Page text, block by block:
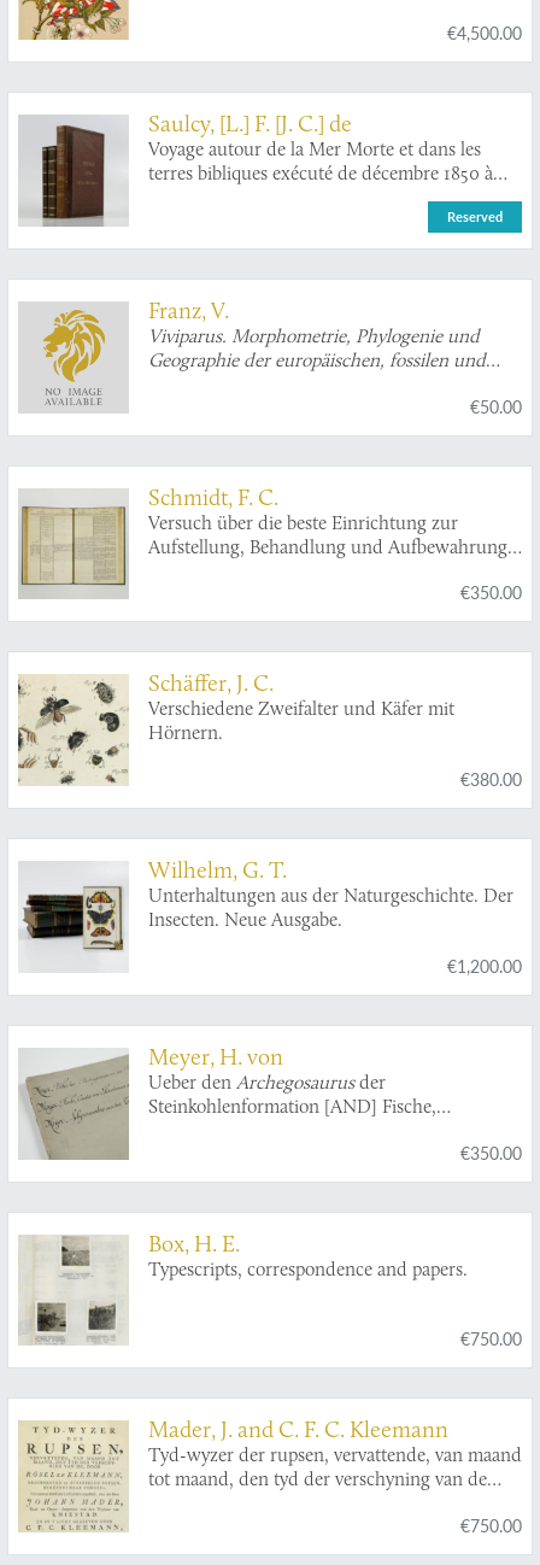
€4,500.00
Saulcy, [L.] F. [J. C.] de
Voyage autour de la Mer Morte et dans les
terres bibliques exécuté de décembre 1850 à
Reserved
Franz, V.
Viviparus. Morphometrie, Phylogenie und
Geographie der europäischen, fossilen und
€50.00
Schmidt, F. C.
Versuch über die beste Einrichtung zur
Aufstellung, Behandlung und Aufbewahrung
Conchylien-Sammlungen, nebst kurzer
Zusammenstellung und Vergleichung der
sechs besten und neuesten conchyliologischen
Systeme, welchen ein Verzeichniß der am
wie solche nach dem Lamarkischen System
geordnet werden können.
€350.00
Schäffer, J. C.
Verschiedene Zweifalter und Käfer mit
Hörnern.
€380.00
Wilhelm, G. T.
Unterhaltungen aus der Naturgeschichte. Der
Insecten. Neue Ausgabe.
€1,200.00
Meyer, H. von
Ueber denArchegosaurusder
Steinkohlenformation [AND] Fische,
aus dem Muschelkalk Oberschlesiens [AND]
Sphyraenodusaus dem Tertiärsande von
€350.00
Box, H. E.
Typescripts, correspondence and papers.
€750.00
Mader, J. and C. F. C. Kleemann
Tyd-wyzer der rupsen, vervattende, van maand
tot maand, den tyd der verschyning van de
afgebeelde rupsen, benevens haar voedzel. Ten
nutte en dienst der liefhebbers opgesteld. Uit
€750.00